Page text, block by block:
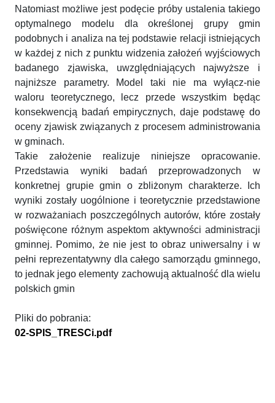
Natomiast możliwe jest podęcie próby ustalenia takiego
optymalnego modelu dla określonej grupy gmin
podobnych i analiza na tej podstawie relacji istniejących
w każdej z nich z punktu widzenia założeń wyjściowych
badanego zjawiska, uwzględniających najwyższe i
najniższe parametry. Model taki nie ma wyłącz-nie
waloru teoretycznego, lecz przede wszystkim będąc
konsekwencją badań empirycznych, daje podstawę do
oceny zjawisk związanych z procesem administrowania
w gminach.
Takie założenie realizuje niniejsze opracowanie.
Przedstawia wyniki badań przeprowadzonych w
konkretnej grupie gmin o zbliżonym charakterze. Ich
wyniki zostały uogólnione i teoretycznie przedstawione
w rozważaniach poszczególnych autorów, które zostały
poświęcone różnym aspektom aktywności administracji
gminnej. Pomimo, że nie jest to obraz uniwersalny i w
pełni reprezentatywny dla całego samorządu gminnego,
to jednak jego elementy zachowują aktualność dla wielu
polskich gmin
Pliki do pobrania:
02-SPIS_TRESCi.pdf